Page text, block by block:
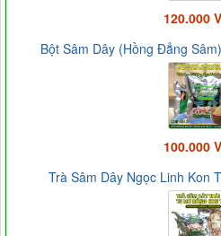
120.000
Bột Sâm Dây (Hồng Đẳng
100.000
Trà Sâm Dây Ngọc Linh Kon